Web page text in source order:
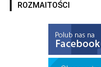
ROZMAITOŚCI